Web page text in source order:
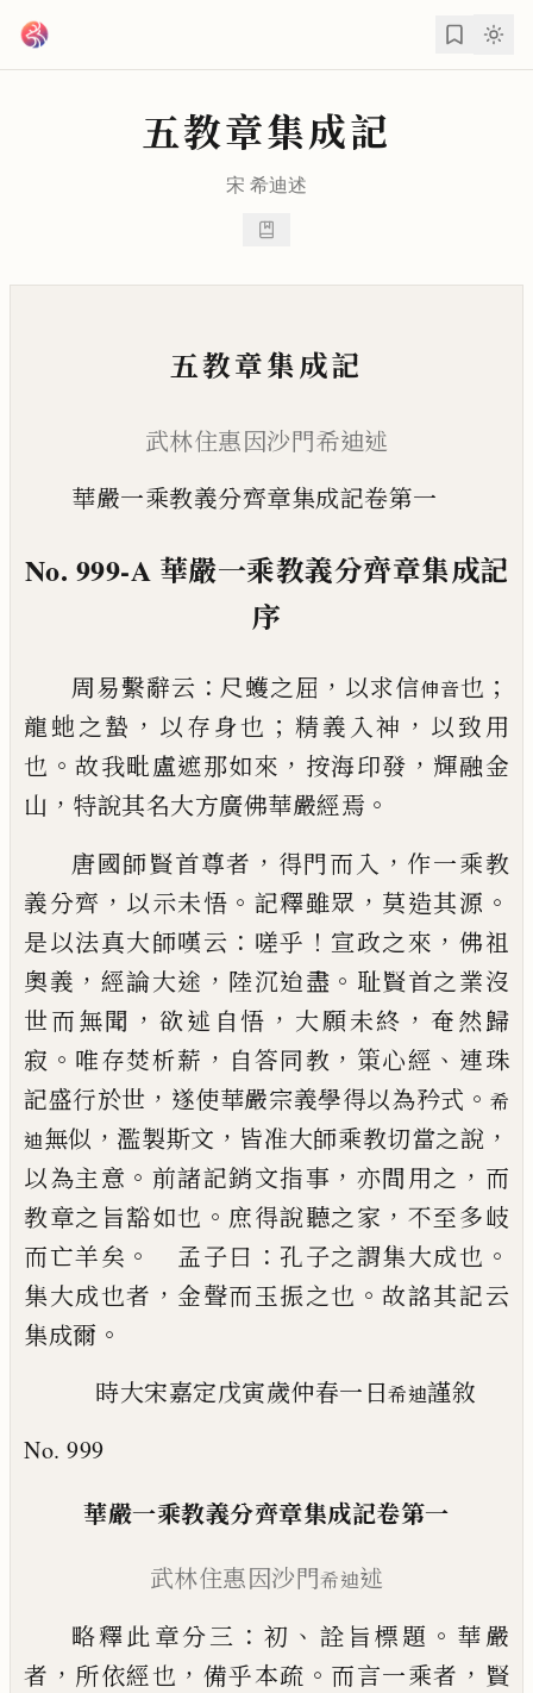
五教章集成記
宋 希迪述
五教章集成記
武林住惠因沙門希迪述
華嚴一乘教義分齊章集成記卷第一
No. 999-A 華嚴一乘教義分齊章集成記
序
周易繫辭云 ： 尺蠖之屈 ， 以求信伸音也 ；
龍虵之蟄 ， 以存身也 ； 精義入神 ， 以致用
也 。故我毗盧遮那如來 ， 按海印發 ， 輝融金
山 ， 特說其名大方廣佛華嚴經焉 。
唐國師賢首尊者 ， 得門而入 ， 作一乘教
義分齊 ， 以示未悟 。 記釋雖眾 ， 莫造其源 。
是以法真大師嘆云 ： 嗟乎 ！ 宣政之來 ，佛祖
奧義 ， 經論大途 ， 陸沉迨盡 。 耻賢首之業沒
世而無聞 ， 欲述自悟 ， 大願未終 ， 奄然歸
寂 。 唯存焚析薪 ， 自答同教 ， 䇿心經 、 連珠
記盛行於世 ， 遂使華嚴宗義學得以為矜式 。 希
迪無似 ， 濫製斯文 ， 皆准大師乘教切當之說 ，
以為主意 。 前諸記銷文指事 ， 亦間用之 ， 而
教章之旨豁如也 。 庶得說聽之家 ， 不至多岐
而亡羊矣 。 孟子曰 ： 孔子之謂集大成也 。
集大成也者 ， 金聲而玉振之也 。故詺其記云
集成爾 。
時大宋嘉定戊寅歲仲春一日希迪謹敘
No. 999
華嚴一乘教義分齊章集成記卷第一
武林住惠因沙門希迪述
略釋此章分三 ：初 、 詮旨標題 。 華嚴
者 ， 所依經也 ， 備乎本疏 。 而言一乘者 ， 賢